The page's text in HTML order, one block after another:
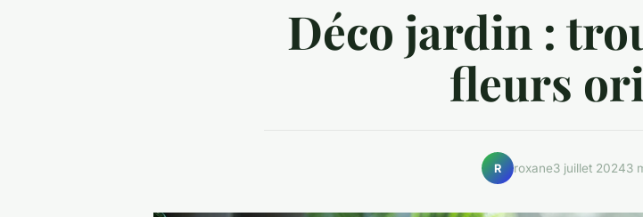
Déco jardin :
fleurs
R roxane3 juillet 20243